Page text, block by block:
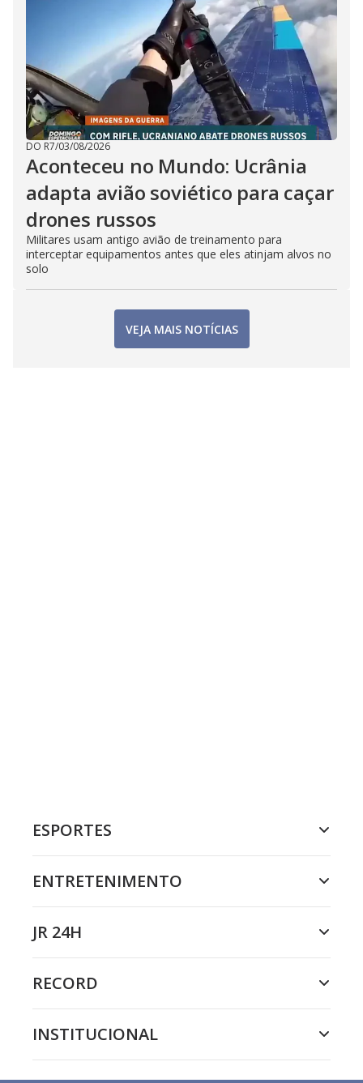
DO R7/03/08/2026
Aconteceu no Mundo: Ucrânia
adapta avião soviético para caçar
drones russos
Militares usam antigo avião de treinamento para
interceptar equipamentos antes que eles atinjam alvos no
solo
VEJA MAIS NOTÍCIAS
ESPORTES
ENTRETENIMENTO
JR 24H
RECORD
INSTITUCIONAL